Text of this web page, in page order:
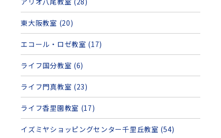
東大阪教室 (20)
エコール・ロゼ教室 (17)
ライフ国分教室 (6)
ライフ門真教室 (23)
ライフ香里園教室 (17)
イズミヤショッピングセンター千里丘教室 (54)